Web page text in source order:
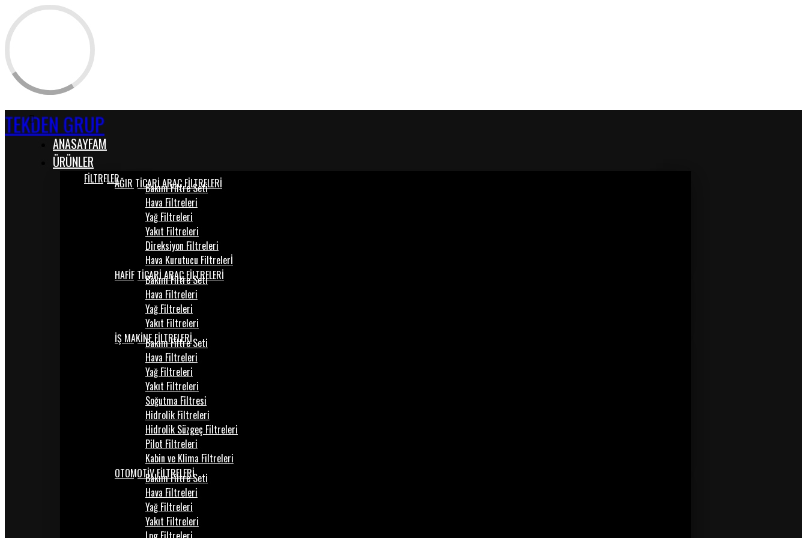
TEKDEN GRUP
ANASAYFAM
ÜRÜNLER
FİLTRELERAĞIR TİCARİ ARAÇ FİLTRELERİ
Bakım Filtre Seti
Hava Filtreleri
Yağ Filtreleri
Yakıt Filtreleri
Direksiyon Filtreleri
Hava Kurutucu Filtrelerİ
HAFİF TİCARİ ARAÇ FİLTRELERİ
Bakım Filtre Seti
Hava Filtreleri
Yağ Filtreleri
Yakıt Filtreleri
İŞ MAKİNE FİLTRELERİ
Bakım Filtre Seti
Hava Filtreleri
Yağ Filtreleri
Yakıt Filtreleri
Soğutma Filtresi
Hidrolik Filtreleri
Hidrolik Süzgeç Filtreleri
Pilot Filtreleri
Kabin ve Klima Filtreleri
OTOMOTİV FİLTRELERİ
Bakım Filtre Seti
Hava Filtreleri
Yağ Filtreleri
Yakıt Filtreleri